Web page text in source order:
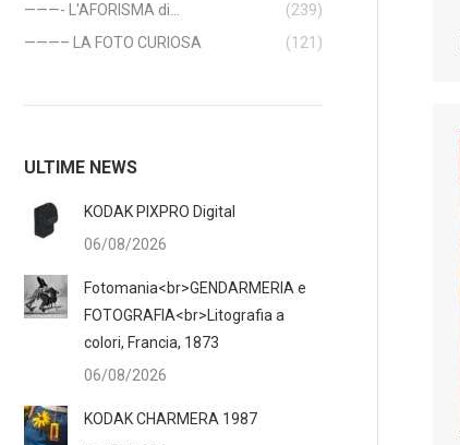
———- L'AFORISMA di…
(239)
———– LA FOTO CURIOSA
(121)
ULTIME NEWS
KODAK PIXPRO Digital
06/08/2026
Fotomania<br>GENDARMERIA e
FOTOGRAFIA<br>Litografia a
colori, Francia, 1873
06/08/2026
KODAK CHARMERA 1987